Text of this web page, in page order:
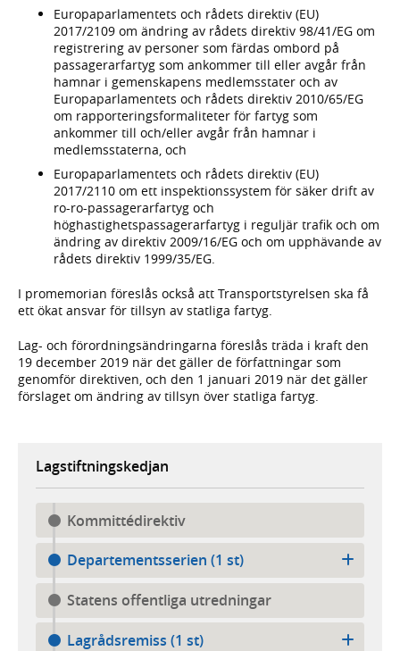
Europaparlamentets och rådets direktiv (EU)
2017/2109 om ändring av rådets direktiv 98/41/EG om
registrering av personer som färdas ombord på
passagerarfartyg som ankommer till eller avgår från
hamnar i gemenskapens medlemsstater och av
Europaparlamentets och rådets direktiv 2010/65/EG
om rapporteringsformaliteter för fartyg som
ankommer till och/eller avgår från hamnar i
medlemsstaterna, och
Europaparlamentets och rådets direktiv (EU)
2017/2110 om ett inspektionssystem för säker drift av
ro-ro-passagerarfartyg och
höghastighetspassagerarfartyg i reguljär trafik och om
ändring av direktiv 2009/16/EG och om upphävande av
rådets direktiv 1999/35/EG.
I promemorian föreslås också att Transportstyrelsen ska få
ett ökat ansvar för tillsyn av statliga fartyg.
Lag- och förordningsändringarna föreslås träda i kraft den
19 december 2019 när det gäller de författningar som
genomför direktiven, och den 1 januari 2019 när det gäller
förslaget om ändring av tillsyn över statliga fartyg.
Lagstiftningskedjan
Kommittédirektiv
Departementsserien (1 st)
Statens offentliga utredningar
Lagrådsremiss (1 st)